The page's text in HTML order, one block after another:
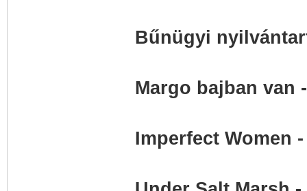
Bűnügyi
Margo bajban van
Imperfect Women